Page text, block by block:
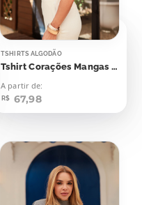
TSHIRTS ALGODÃO
Tshirt Corações Mangas Aplicação
A partir de:
R$ 67,98